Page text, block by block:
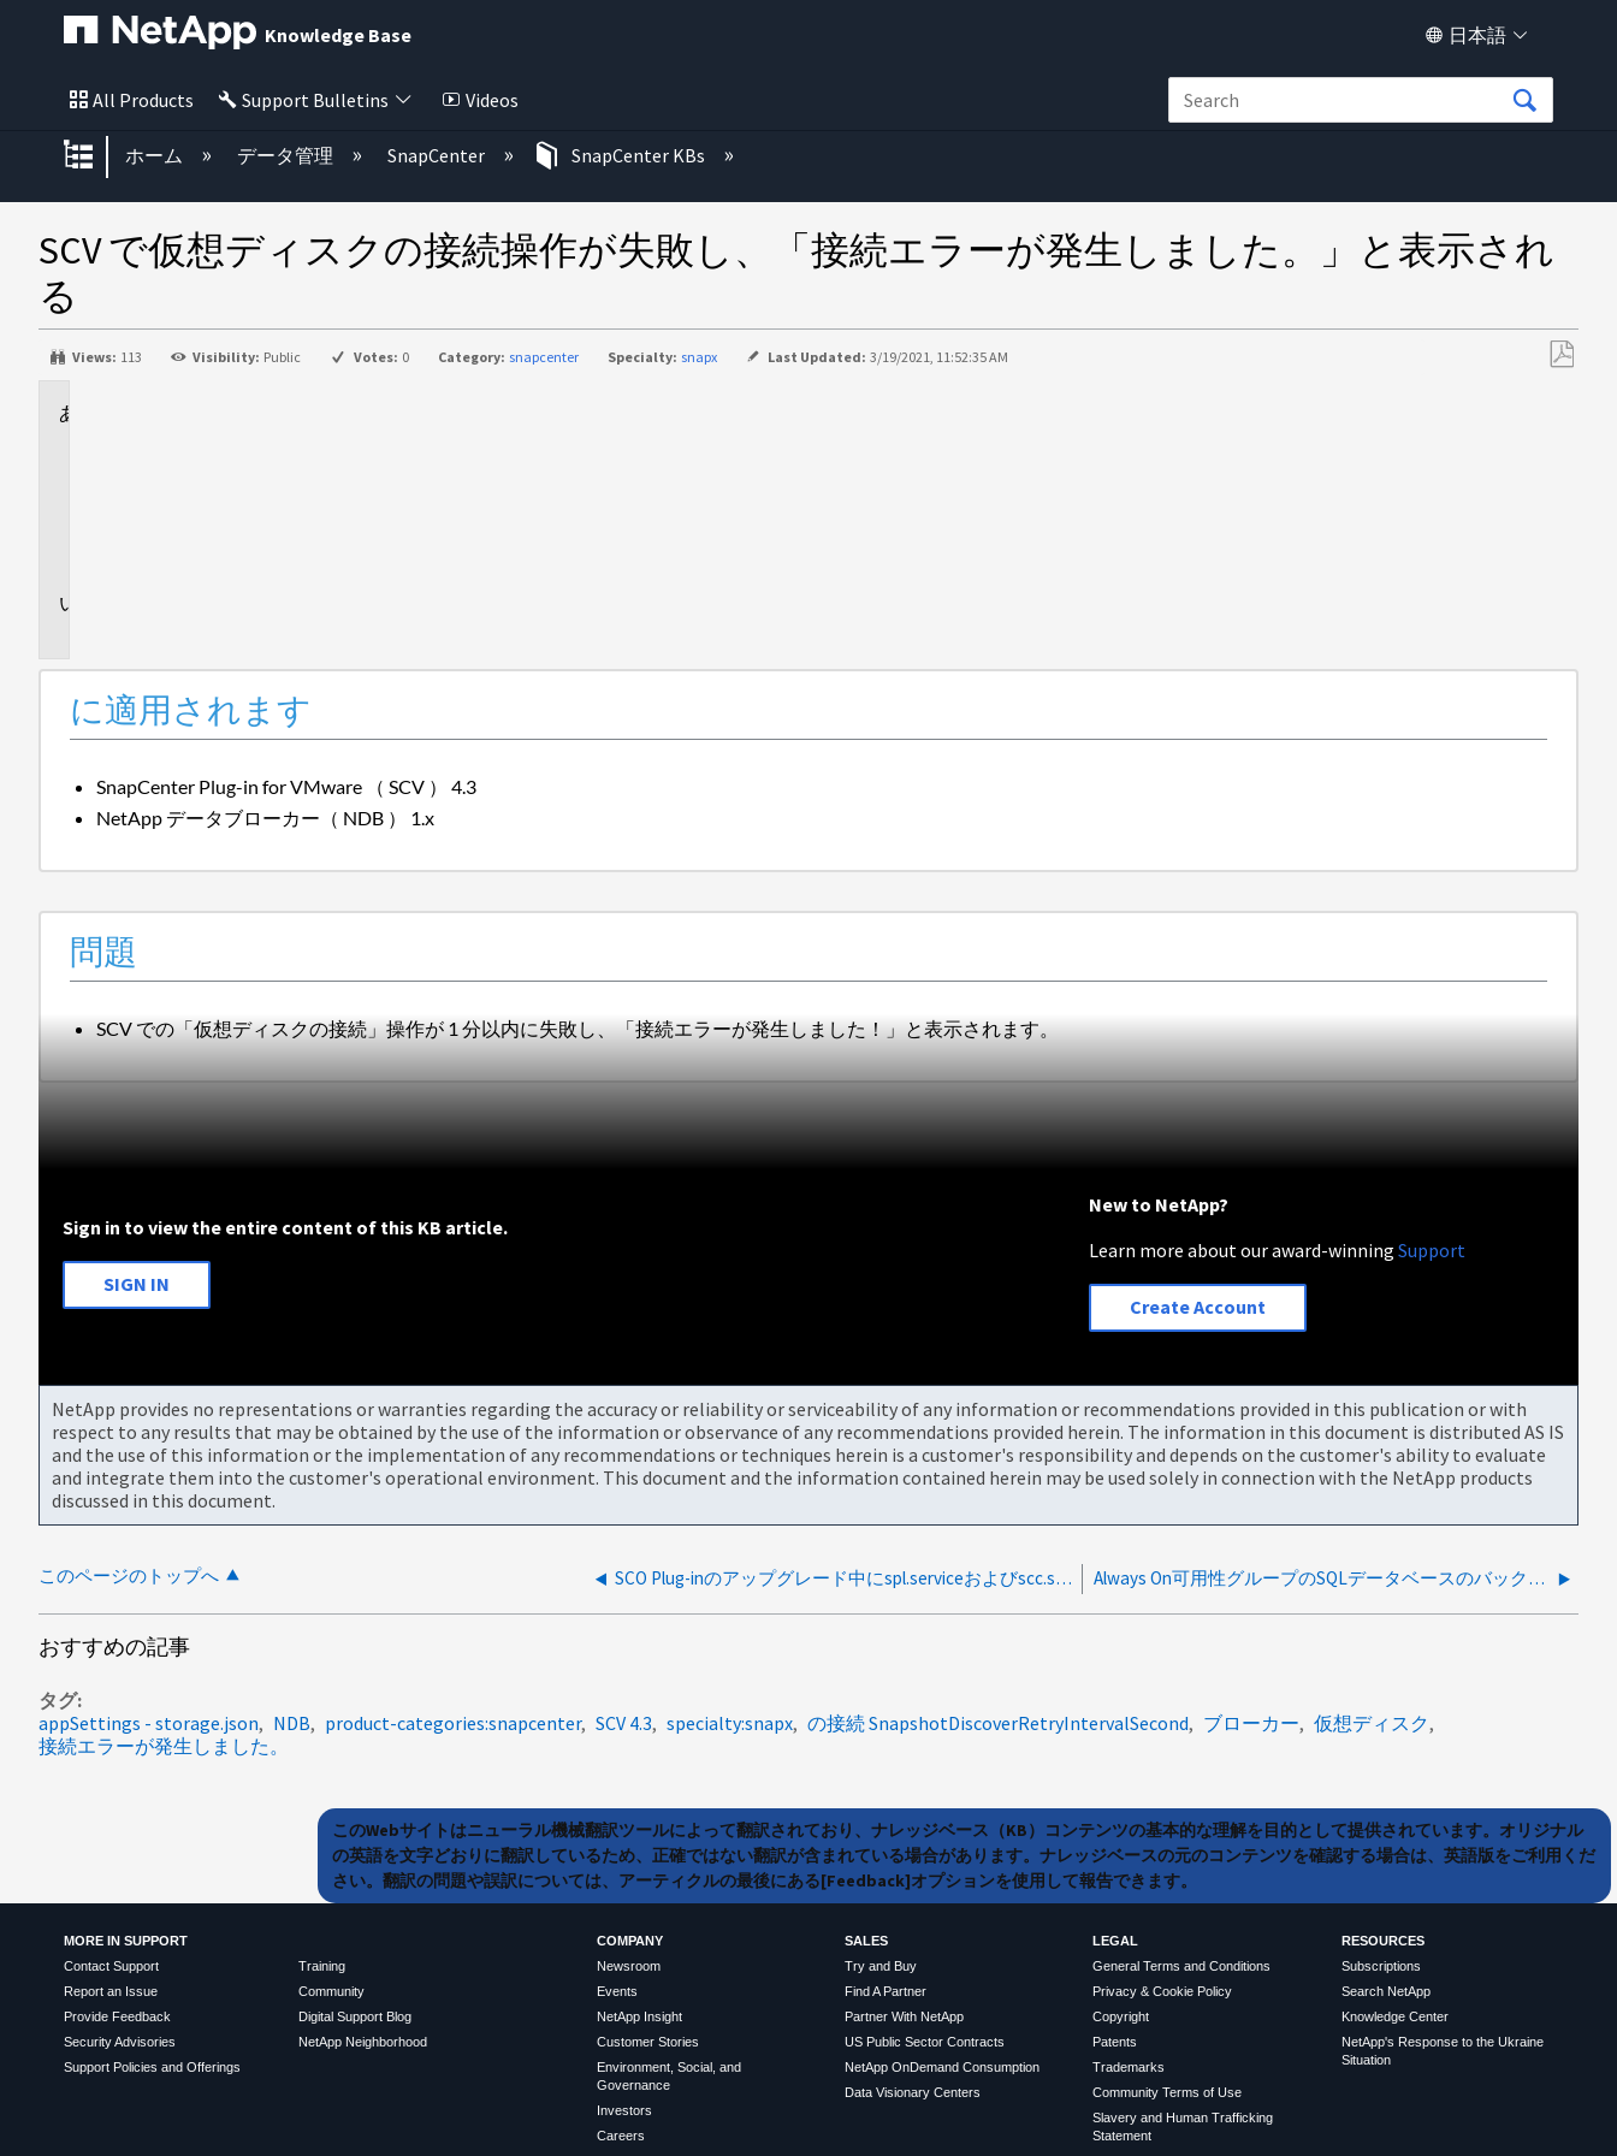
Knowledge Base 日本語
All Products Support Bulletins Videos
グローバル階層を展開/折りたたむ
ホーム データ管理 SnapCenter SnapCenter KBs
SCV で仮想ディスクの接続操作が失敗し、「接続エラーが発生しました。」と表示され
る
Views: 113 Visibility: Public Votes: 0 Category: snapcenter Specialty: snapx Last Updated: 3/19/2021, 11:52:35 AM
に適用されます
SnapCenter Plug-in for VMware （ SCV ） 4.3
NetApp データブローカー（ NDB ） 1.x
問題
SCV での「仮想ディスクの接続」操作が 1 分以内に失敗し、「接続エラーが発生しました！」と表示されます。
Sign in to view the entire content of this KB article.
SIGN IN
New to NetApp?
Learn more about our award-winningSupport
Create Account
NetApp provides no representations or warranties regarding the accuracy or reliability or serviceability of any information or recommendations provided in this publication or with
respect to any results that may be obtained by the use of the information or observance of any recommendations provided herein. The information in this document is distributed AS IS
and the use of this information or the implementation of any recommendations or techniques herein is a customer's responsibility and depends on the customer's ability to evaluate
and integrate them into the customer's operational environment. This document and the information contained herein may be used solely in connection with the NetApp products
discussed in this document.
このページのトップへ SCO Plug-inのアップグレード中にspl.serviceおよびscc.serviceが再起動されるか。 Always On可用性グループのSQLデータベースのバックアップに失敗します
おすすめの記事
タグ
appSettings - storage.json
NDB product-categories:snapcenter SCV 4.3 specialty:snapx の接続 SnapshotDiscoverRetryIntervalSecond ブローカー
仮想ディスク
接続エラーが発生しました。
このWebサイトはニューラル機械翻訳ツールによって翻訳されており、ナレッジベース（KB）コンテンツの基本的な理解を目的として提供されています。オリジナル
の英語を文字どおりに翻訳しているため、正確ではない翻訳が含まれている場合があります。ナレッジベースの元のコンテンツを確認する場合は、英語版をご利用くだ
さい。翻訳の問題や誤訳については、アーティクルの最後にある[Feedback]オプションを使用して報告できます。
MORE IN SUPPORT
Contact Support
Report an Issue
Provide Feedback
Security Advisories
Support Policies and Offerings
Training
Community
Digital Support Blog
NetApp Neighborhood
COMPANY
Newsroom
Events
NetApp Insight
Customer Stories
Environment, Social, and
Governance
Investors
Careers
SALES
Try and Buy
Find A Partner
Partner With NetApp
US Public Sector Contracts
NetApp OnDemand Consumption
Data Visionary Centers
LEGAL
General Terms and Conditions
Privacy & Cookie Policy
Copyright
Patents
Trademarks
Community Terms of Use
Slavery and Human Trafficking
Statement
RESOURCES
Subscriptions
Search NetApp
Knowledge Center
NetApp's Response to the Ukraine
Situation